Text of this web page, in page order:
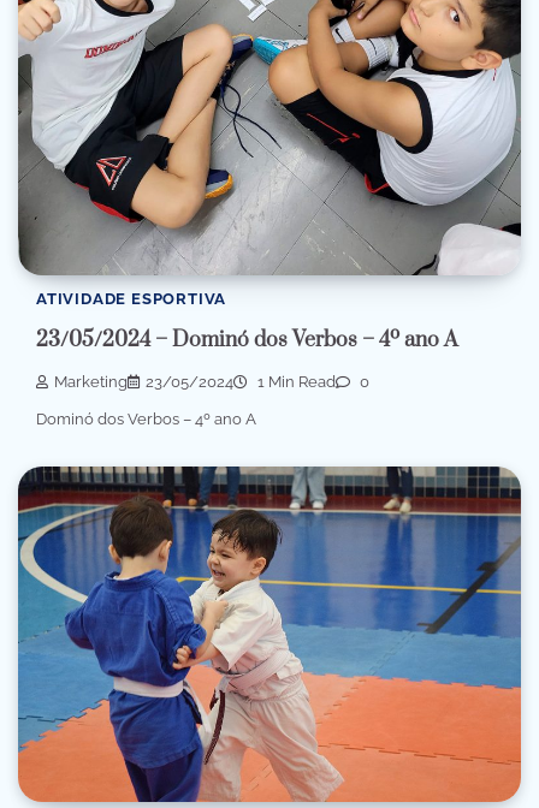
ATIVIDADE ESPORTIVA
23/05/2024 – Dominó dos Verbos – 4º ano A
Marketing 23/05/2024 1 Min Read 0
Dominó dos Verbos – 4º ano A